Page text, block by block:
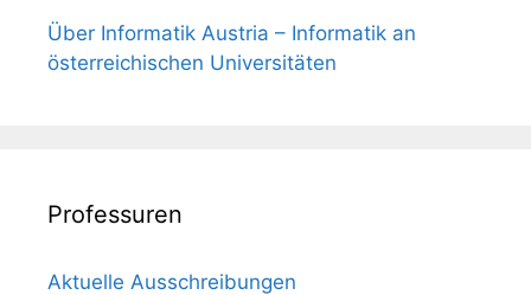
Über Informatik Austria – Informatik an
österreichischen Universitäten
Professuren
Aktuelle Ausschreibungen